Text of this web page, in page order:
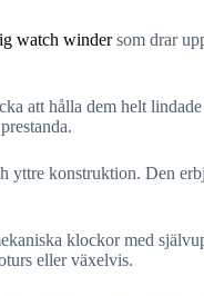
watch winder som drar
att hålla dem helt
konstruktion. Den
klockor med
eller växelvis.